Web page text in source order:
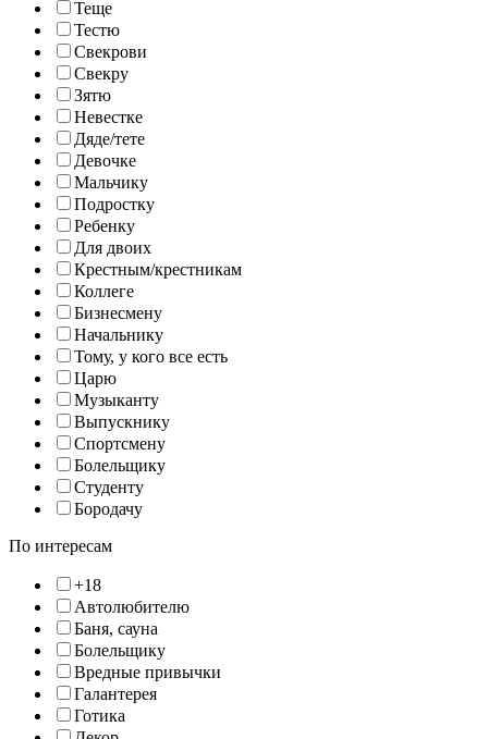
Теще
Тестю
Свекрови
Свекру
Зятю
Невестке
Дяде/тете
Девочке
Мальчику
Подростку
Ребенку
Для двоих
Крестным/крестникам
Коллеге
Бизнесмену
Начальнику
Тому, у кого все есть
Царю
Музыканту
Выпускнику
Спортсмену
Болельщику
Студенту
Бородачу
По интересам
+18
Автолюбителю
Баня, сауна
Болельщику
Вредные привычки
Галантерея
Готика